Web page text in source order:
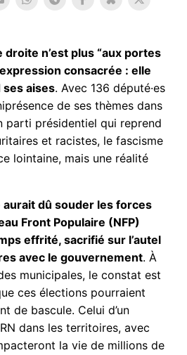
droite n’est plus “aux portes
consacrée : elle
ses aises. Avec 136 député·es
de ses thèmes dans
parti présidentiel qui reprend
et racistes, le fascisme
lointaine, mais une réalité
aurait dû souder les forces
Front Populaire (NFP)
effrité, sacrifié sur l’autel
avec le gouvernement. À
municipales, le constat est
ces élections pourraient
de bascule. Celui d’un
dans les territoires, avec
la vie de millions de